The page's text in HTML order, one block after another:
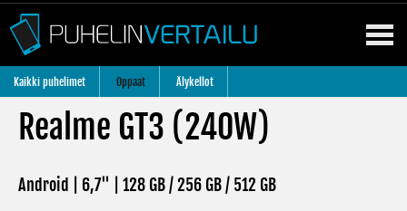
Kaikki puhelimet Oppaat Älykellot
Realme GT3 (240W)
Android | 6,7" | 128 GB / 256 GB / 512 GB